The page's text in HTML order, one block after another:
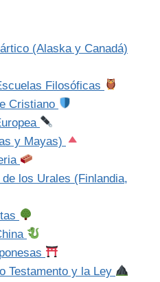
(Alaska y Canadá)
Filosóficas
Cristiano
y Mayas)
los Urales (Finlandia,
Testamento y la Ley